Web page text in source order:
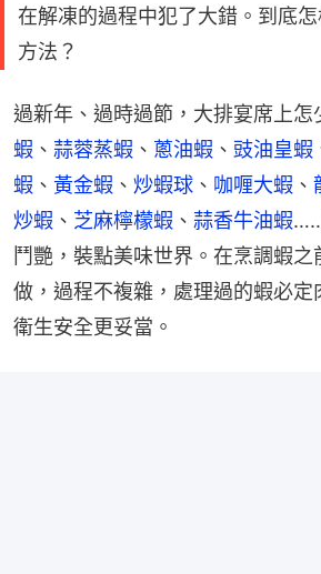
在解凍的過程中犯了大錯。到底
方法？
過新年、過時過節，大排宴席上怎
蝦 、 蒜蓉蒸蝦 、 蔥油蝦 、 豉油皇蝦
蝦 、 黃金蝦 、 炒蝦球 、 咖喱大蝦 、
炒蝦 、 芝麻檸檬蝦 、 蒜香牛油蝦
鬥艷，裝點美味世界。在烹調蝦
做，過程不複雜，處理過的蝦必定
衛生安全更妥當。